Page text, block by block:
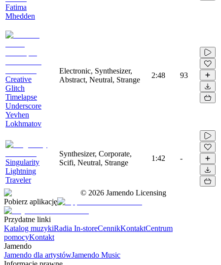
Fatima
Mhedden
Creative
Glitch
Timelapse
Underscore
Yevhen
Lokhmatov
Electronic, Synthesizer,
Abstract, Neutral, Strange
2:48 93
Singularity
Lightning
Traveler
Synthesizer, Corporate,
Scifi, Neutral, Strange
1:42 -
© 2026 Jamendo Licensing
Pobierz aplikację
Przydatne linki
Katalog muzykiRadia In-storeCennikKontaktCentrum
pomocyKontakt
Jamendo
Jamendo dla artystówJamendo Music